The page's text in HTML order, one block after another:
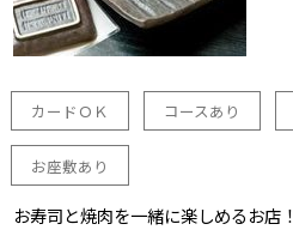
カードＯＫ コースあり
お座敷あり
お寿司と焼肉を一緒に楽しめるお店！